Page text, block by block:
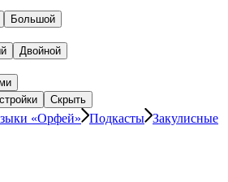
Большой
Двойной
Скрыть
«Орфей» Подкасты Закулисные